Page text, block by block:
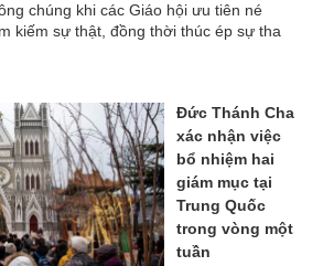
chúng khi các Giáo hội ưu tiên né
kiếm sự thật, đồng thời thúc ép sự tha
Đức Thánh Cha
xác nhận việc
bổ nhiệm hai
giám mục tại
Trung Quốc
trong vòng một
tuần